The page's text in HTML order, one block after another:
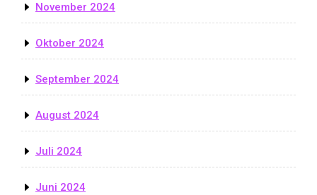
November 2024
Oktober 2024
September 2024
August 2024
Juli 2024
Juni 2024